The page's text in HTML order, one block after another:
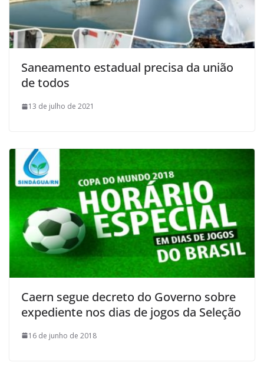
Saneamento estadual precisa da união
de todos
13 de julho de 2021
Caern segue decreto do Governo sobre
expediente nos dias de jogos da Seleção
16 de junho de 2018